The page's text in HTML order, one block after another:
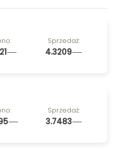
Sprzedaż:
4.3209
Sprzedaż:
3.7483